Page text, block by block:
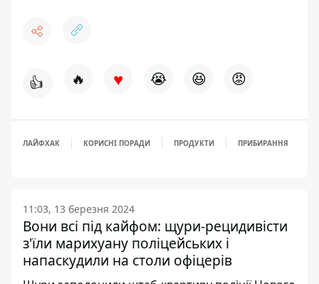
👍 🔥 ♥ 😭 😆 😡
ЛАЙФХАК КОРИСНІ ПОРАДИ ПРОДУКТИ ПРИБИРАННЯ
11:03, 13 березня 2024
Вони всі під кайфом: щури-рецидивісти
з'їли марихуану поліцейських і
напаскудили на столи офіцерів